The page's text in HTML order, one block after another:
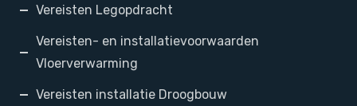
Vereisten Legopdracht
Vereisten- en installatievoorwaarden
Vloerverwarming
Vereisten installatie Droogbouw